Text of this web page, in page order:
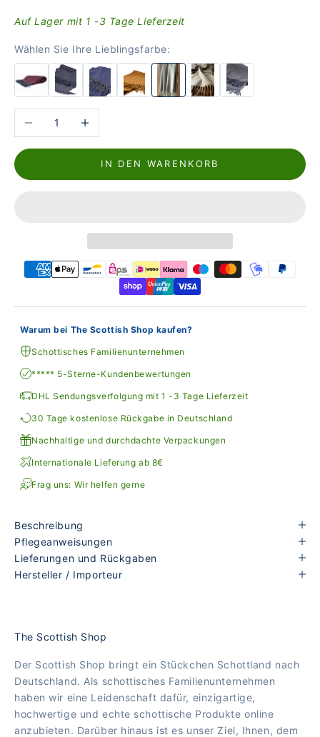
Auf Lager mit 1 -3 Tage Lieferzeit
Wählen Sie Ihre Lieblingsfarbe:
Anzahl verringernAnzahl erhöhen
IN DEN WARENKORB
Warum bei The Scottish Shop kaufen?
Schottisches Familienunternehmen
***** 5-Sterne-Kundenbewertungen
DHL Sendungsverfolgung mit 1 -3 Tage Lieferzeit
30 Tage kostenlose Rückgabe in Deutschland
Nachhaltige und durchdachte Verpackungen
Internationale Lieferung ab 8€
Frag uns: Wir helfen gerne
Beschreibung
Pflegeanweisungen
Lieferungen und Rückgaben
Hersteller / Importeur
The Scottish Shop
Der Scottish Shop bringt ein Stückchen Schottland nach
Deutschland. Als schottisches Familienunternehmen
haben wir eine Leidenschaft dafür, einzigartige,
hochwertige und echte schottische Produkte online
anzubieten. Darüber hinaus ist es unser Ziel, Ihnen, dem